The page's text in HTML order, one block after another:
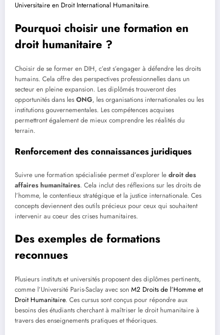
Universitaire en Droit International Humanitaire.
Pourquoi choisir une formation en
droit humanitaire ?
Choisir de se former en DIH, c’est s’engager à défendre les droits
humains. Cela offre des perspectives professionnelles dans un
secteur en pleine expansion. Les diplômés trouveront des
opportunités dans les ONG, les organisations internationales ou les
institutions gouvernementales. Les compétences acquises
permettront également de mieux comprendre les réalités du
terrain.
Renforcement des connaissances juridiques
Suivre une formation spécialisée permet d’explorer le droit des
affaires humanitaires. Cela inclut des réflexions sur les droits de
l’homme, le contentieux stratégique et la justice internationale. Ces
concepts deviennent des outils précieux pour ceux qui souhaitent
intervenir au coeur des crises humanitaires.
Des exemples de formations
reconnues
Plusieurs instituts et universités proposent des diplômes pertinents,
comme l’Université Paris-Saclay avec son M2 Droits de l’Homme et
Droit Humanitaire. Ces cursus sont conçus pour répondre aux
besoins des étudiants cherchant à maîtriser le droit humanitaire à
travers des enseignements pratiques et théoriques.